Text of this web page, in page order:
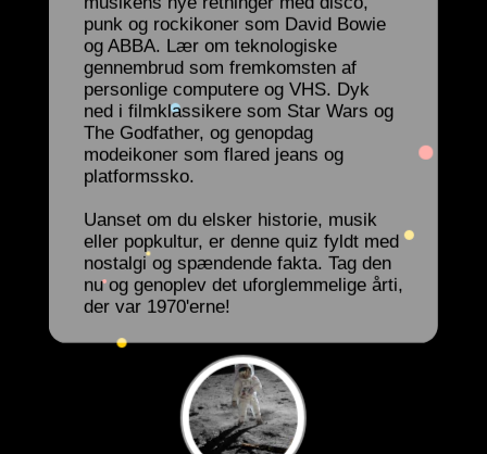
punk og rockikoner som David Bowie
og ABBA. Lær om teknologiske
gennembrud som fremkomsten af
personlige computere og VHS. Dyk
ned i filmklassikere som Star Wars og
The Godfather, og genopdag
modeikoner som flared jeans og
platformssko.
Uanset om du elsker historie, musik
eller popkultur, er denne quiz fyldt med
nostalgi og spændende fakta. Tag den
nu og genoplev det uforglemmelige årti,
der var 1970'erne!